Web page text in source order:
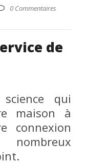
0 Commentaires
de
qui
maison à
connexion